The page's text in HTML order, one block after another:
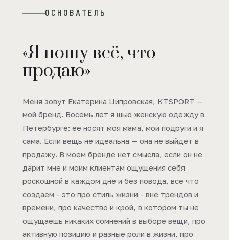
ОСНОВАТЕЛЬ
«Я ношу всё, что
продаю»
Меня зовут Екатерина Ципровская, KTSPORT —
мой бренд. Восемь лет я шью женскую одежду в
Петербурге: её носят моя мама, мои подруги и я
сама. Если вещь не идеальна — она не выйдет в
продажу. В моем бренде нет смысла, если он не
дарит мне и моим клиентам ощущения себя
роскошной в каждом дне и без повода, все что
создаем - это про стиль жизни - вне трендов и
времени, про качество и крой, в котором ты не
ощущаешь никаких сомнений в выборе вещи, про
активную позицию и разные роли в жизни, про